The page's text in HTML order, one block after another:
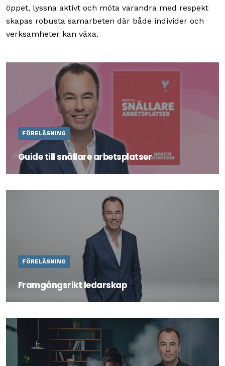
öppet, lyssna aktivt och möta varandra med respekt
skapas robusta samarbeten där både individer och
verksamheter kan växa.
FÖRELÄSNING
Guide till snällare arbetsplatser
Läs mer om föreläsning med Marcus Gustavsson.
FÖRELÄSNING
Framgångsrikt ledarskap
Vad kännetecknar en bra ledare? Och vilket ledarskap